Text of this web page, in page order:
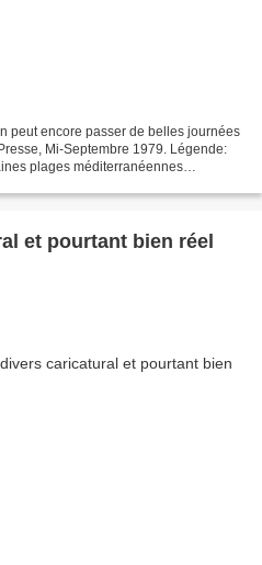
peut encore passer de belles journées
Mi-Septembre 1979. Légende:
plages méditerranéennes
et pourtant bien réel